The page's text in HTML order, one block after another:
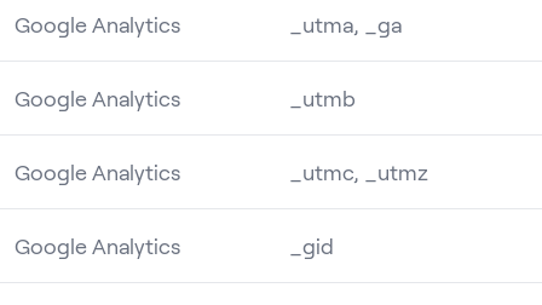
Google Analytics _utma, _ga
Google Analytics _utmb
Google Analytics _utmc, _utmz
Google Analytics _gid